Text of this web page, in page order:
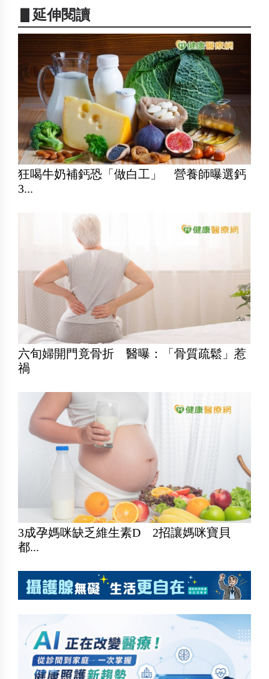
▋延伸閱讀
狂喝牛奶補鈣恐「做白工」 營養師曝選鈣
3...
六旬婦開門竟骨折 醫曝：「骨質疏鬆」惹
禍
3成孕媽咪缺乏維生素D 2招讓媽咪寶貝
都...